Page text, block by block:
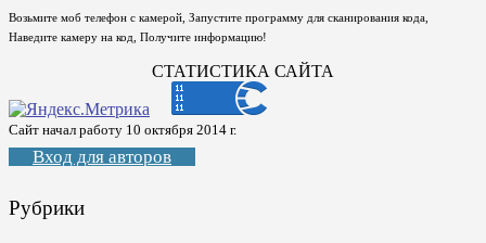
Возьмите моб телефон с камерой, Запустите программу для сканирования кода,
Наведите камеру на код, Получите информацию!
СТАТИСТИКА САЙТА
Сайт начал работу 10 октября 2014 г.
Вход для авторов
Рубрики